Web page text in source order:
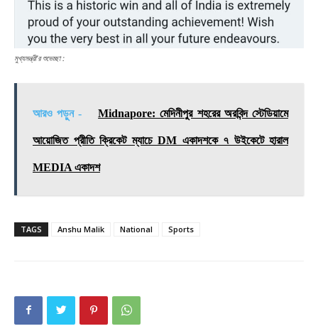
মুখ্যমন্ত্রী’র শুভেচ্ছা :
আরও পড়ুন - Midnapore: মেদিনীপুর শহরের অরবিন্দ স্টেডিয়ামে
আয়োজিত প্রীতি ক্রিকেট ম্যাচে DM একাদশকে ৭ উইকেটে হারাল
MEDIA একাদশ
TAGS Anshu Malik National Sports